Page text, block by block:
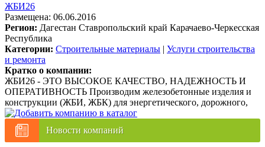
ЖБИ26
Размещена: 06.06.2016
Регион: Дагестан Ставропольский край Карачаево-Черкесская
Республика
Категории: Строительные материалы | Услуги строительства
и ремонта
Кратко о компании:
ЖБИ26 - ЭТО ВЫСОКОЕ КАЧЕСТВО, НАДЕЖНОСТЬ И
ОПЕРАТИВНОСТЬ Производим железобетонные изделия и
конструкции (ЖБИ, ЖБК) для энергетического, дорожного,
Новости компаний